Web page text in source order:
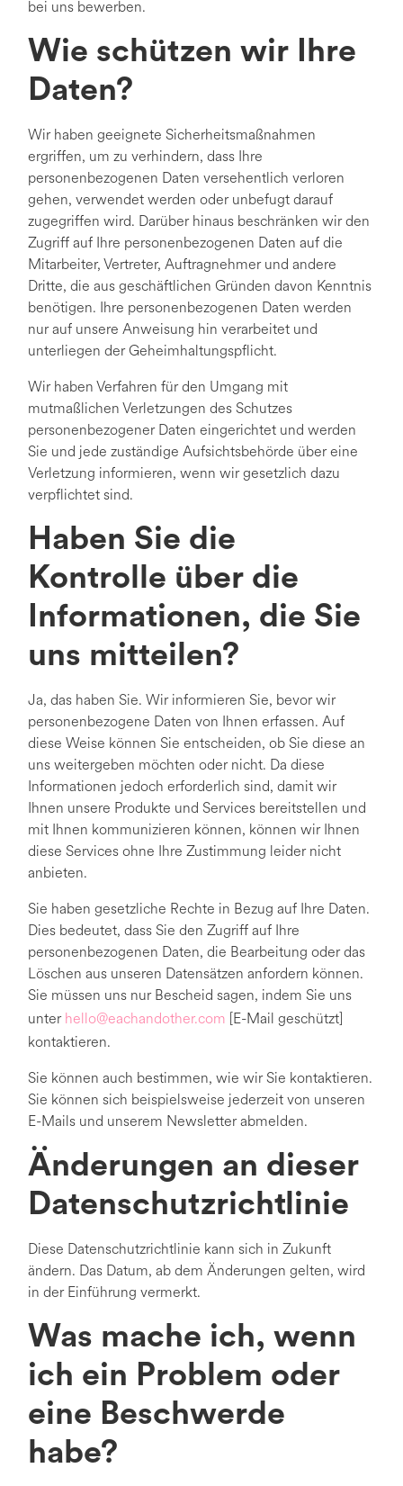
bei uns bewerben.
Wie schützen wir Ihre
Daten?
Wir haben geeignete Sicherheitsmaßnahmen
ergriffen, um zu verhindern, dass Ihre
personenbezogenen Daten versehentlich verloren
gehen, verwendet werden oder unbefugt darauf
zugegriffen wird. Darüber hinaus beschränken wir den
Zugriff auf Ihre personenbezogenen Daten auf die
Mitarbeiter, Vertreter, Auftragnehmer und andere
Dritte, die aus geschäftlichen Gründen davon Kenntnis
benötigen. Ihre personenbezogenen Daten werden
nur auf unsere Anweisung hin verarbeitet und
unterliegen der Geheimhaltungspflicht.
Wir haben Verfahren für den Umgang mit
mutmaßlichen Verletzungen des Schutzes
personenbezogener Daten eingerichtet und werden
Sie und jede zuständige Aufsichtsbehörde über eine
Verletzung informieren, wenn wir gesetzlich dazu
verpflichtet sind.
Haben Sie die
Kontrolle über die
Informationen, die Sie
uns mitteilen?
Ja, das haben Sie. Wir informieren Sie, bevor wir
personenbezogene Daten von Ihnen erfassen. Auf
diese Weise können Sie entscheiden, ob Sie diese an
uns weitergeben möchten oder nicht. Da diese
Informationen jedoch erforderlich sind, damit wir
Ihnen unsere Produkte und Services bereitstellen und
mit Ihnen kommunizieren können, können wir Ihnen
diese Services ohne Ihre Zustimmung leider nicht
anbieten.
Sie haben gesetzliche Rechte in Bezug auf Ihre Daten.
Dies bedeutet, dass Sie den Zugriff auf Ihre
personenbezogenen Daten, die Bearbeitung oder das
Löschen aus unseren Datensätzen anfordern können.
Sie müssen uns nur Bescheid sagen, indem Sie uns
unterhello@eachandother.com [E-Mail geschützt]
kontaktieren.
Sie können auch bestimmen, wie wir Sie kontaktieren.
Sie können sich beispielsweise jederzeit von unseren
E-Mails und unserem Newsletter abmelden.
Änderungen an dieser
Datenschutzrichtlinie
Diese Datenschutzrichtlinie kann sich in Zukunft
ändern. Das Datum, ab dem Änderungen gelten, wird
in der Einführung vermerkt.
Was mache ich, wenn
ich ein Problem oder
eine Beschwerde
habe?